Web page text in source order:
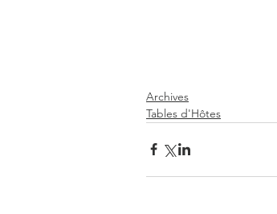
Archives
Tables d'Hôtes